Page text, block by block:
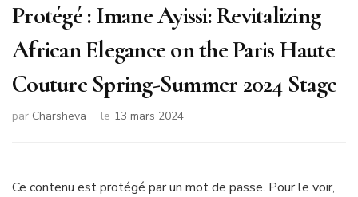
Protégé : Imane Ayissi: Revitalizing
African Elegance on the Paris Haute
Couture Spring-Summer 2024 Stage
par Charsheva le 13 mars 2024
Ce contenu est protégé par un mot de passe. Pour le voir,